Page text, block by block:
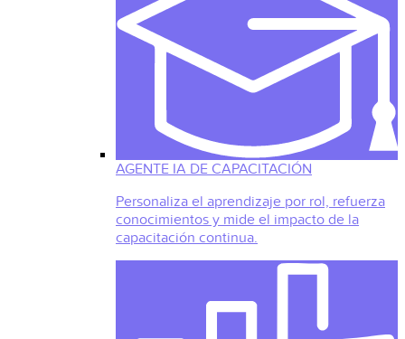
AGENTE IA DE CAPACITACIÓN
Personaliza el aprendizaje por rol, refuerza
conocimientos y mide el impacto de la
capacitación continua.